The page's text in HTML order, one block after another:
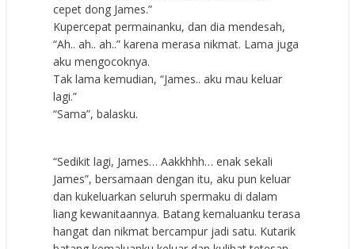
cepet dong James.”
Kupercepat permainanku, dan dia mendesah,
“Ah.. ah.. ah..” karena merasa nikmat. Lama juga
aku mengocoknya.
Tak lama kemudian, “James.. aku mau keluar
lagi.”
“Sama”, balasku.
“Sedikit lagi, James… Aakkhhh… enak sekali
James”, bersamaan dengan itu, aku pun keluar
dan kukeluarkan seluruh spermaku di dalam
liang kewanitaannya. Batang kemaluanku terasa
hangat dan nikmat bercampur jadi satu. Kutarik